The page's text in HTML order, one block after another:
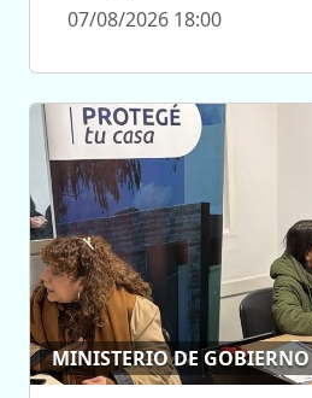
07/08/2026 18:00
MINISTERIO DE GOBIERNO